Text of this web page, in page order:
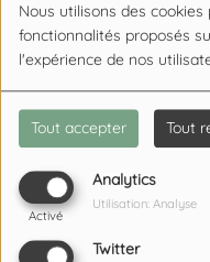
Nous utilisons des
fonctionnalités proposés
l'expérience de nos
Tout accepter Tout
Analytics
Activé
Utilisation: Analyse
Twitter